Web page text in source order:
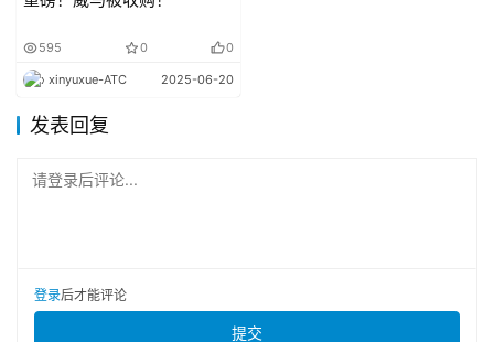
595 0 0
xinyuxue-ATC 2025-06-20
发表回复
请登录后评论...
登录后才能评论
提交